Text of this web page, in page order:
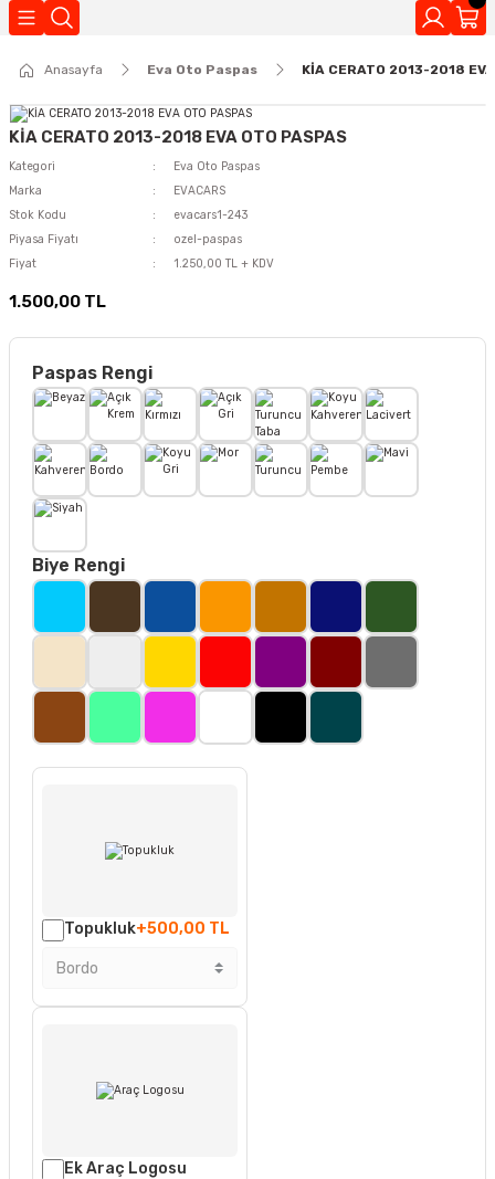
Anasayfa Eva Oto Paspas KİA CERATO 2013-2018
KİA CERATO 2013-2018 EVA OTO PASPAS
Kategori
Eva Oto Paspas
Marka
EVACARS
Stok Kodu
evacars1-243
Piyasa Fiyatı
ozel-paspas
Fiyat
1.250,00 TL + KDV
1.500,00 TL
Paspas Rengi
Biye Rengi
Topukluk+500,00 TL
Ek Araç Logosu